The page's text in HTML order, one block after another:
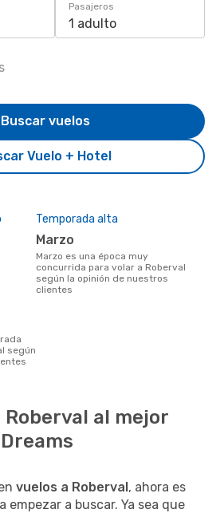
Pasajeros
1 adulto
Vuelo + Hotel
Buscar vuelos
Temporada alta
marzo
marzo es una época muy
concurrida para volar a Roberval
según la opinión de nuestros
clientes
según
Roberval al mejor
vuelos a Roberval, ahora es
empezar a buscar. Ya sea que